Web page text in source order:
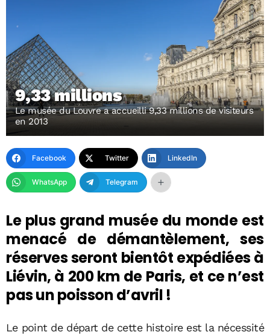
9,33 millions
Le musée du Louvre a accueilli 9,33 millions de visiteurs
en 2013
Facebook Twitter LinkedIn
WhatsApp Telegram
Le plus grand musée du monde est
menacé de démantèlement, ses
réserves seront bientôt expédiées à
Liévin, à 200 km de Paris, et ce n’est
pas un poisson d’avril !
Le point de départ de cette histoire est la nécessité